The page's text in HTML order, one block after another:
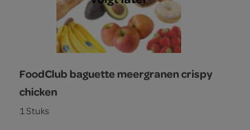
FoodClub baguette meergranen crispy
chicken
1 Stuks